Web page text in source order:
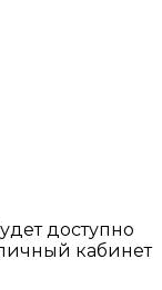
доступно
кабинет